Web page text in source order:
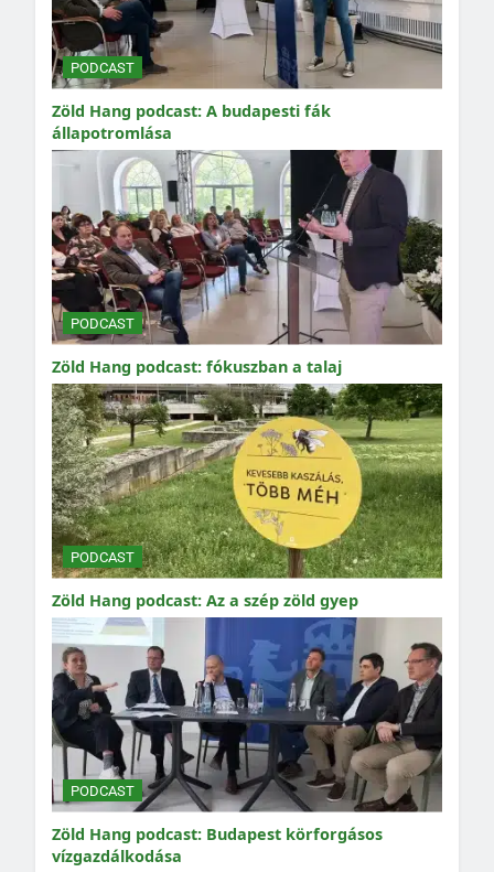
PODCAST
Zöld Hang podcast: A budapesti fák
állapotromlása
PODCAST
Zöld Hang podcast: fókuszban a talaj
PODCAST
Zöld Hang podcast: Az a szép zöld gyep
PODCAST
Zöld Hang podcast: Budapest körforgásos
vízgazdálkodása